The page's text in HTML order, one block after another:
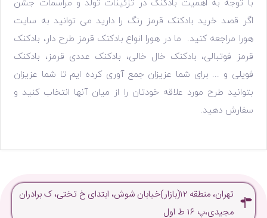
با توجه به اهمیت بادکنک در تزئینات تولد و مراسمات جشن
اگر قصد خرید بادکنک قرمز رنگ را دارید می توانید به سایت
هورا مراجعه کنید. ما در هورا انواع بادکنک قرمز طرح دار، بادکنک
قرمز فوتبالی، بادکنک خال خالی، بادکنک عددی قرمز، بادکنک
فویلی و ... برای شما عزیزان جمع آوری کرده ایم تا شما عزیزان
بتوانید طرح مورد علاقه خودتان را از میان آنها انتخاب کنید و
سفارش دهید.
تهران، منطقه ۱۲(بازار)خیابان شوش، ابتدای خ تختی، ک برادران
مجیدی،پ ۱۶ ط اول